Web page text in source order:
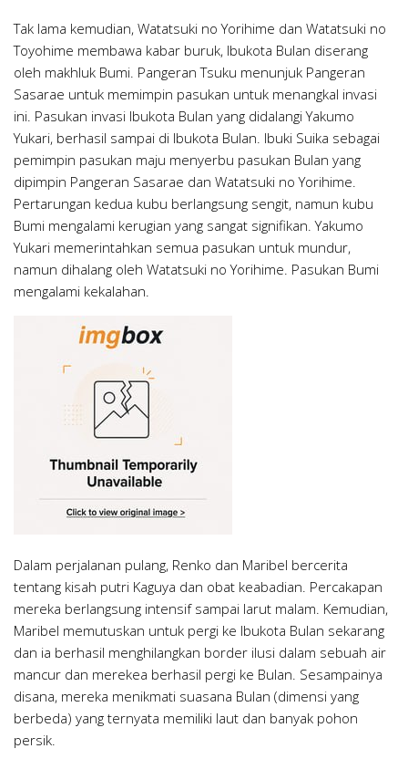
Tak lama kemudian, Watatsuki no Yorihime dan Watatsuki no
Toyohime membawa kabar buruk, Ibukota Bulan diserang
oleh makhluk Bumi. Pangeran Tsuku menunjuk Pangeran
Sasarae untuk memimpin pasukan untuk menangkal invasi
ini. Pasukan invasi Ibukota Bulan yang didalangi Yakumo
Yukari, berhasil sampai di Ibukota Bulan. Ibuki Suika sebagai
pemimpin pasukan maju menyerbu pasukan Bulan yang
dipimpin Pangeran Sasarae dan Watatsuki no Yorihime.
Pertarungan kedua kubu berlangsung sengit, namun kubu
Bumi mengalami kerugian yang sangat signifikan. Yakumo
Yukari memerintahkan semua pasukan untuk mundur,
namun dihalang oleh Watatsuki no Yorihime. Pasukan Bumi
mengalami kekalahan.
Dalam perjalanan pulang, Renko dan Maribel bercerita
tentang kisah putri Kaguya dan obat keabadian. Percakapan
mereka berlangsung intensif sampai larut malam. Kemudian,
Maribel memutuskan untuk pergi ke Ibukota Bulan sekarang
dan ia berhasil menghilangkan border ilusi dalam sebuah air
mancur dan merekea berhasil pergi ke Bulan. Sesampainya
disana, mereka menikmati suasana Bulan (dimensi yang
berbeda) yang ternyata memiliki laut dan banyak pohon
persik.